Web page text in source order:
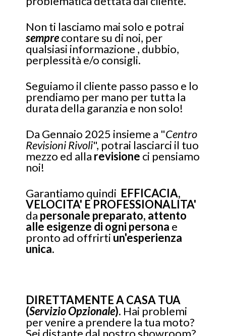
Non ti lasciamo mai solo e potrai
semprecontare su di noi, per
qualsiasi informazione , dubbio,
perplessità e/o consigli.
Seguiamo il cliente passo passo e lo
prendiamo per mano per tutta la
durata della garanzia e non solo!
Da Gennaio 2025 insieme a "Centro
Revisioni Rivoli", potrai lasciarci il tuo
mezzo ed alla revisione ci pensiamo
noi!
Garantiamo quindi EFFICACIA,
VELOCITA' E PROFESSIONALITA'
da personale preparato, attento
alle esigenze di ogni persona e
pronto ad offrirtiun'esperienza
unica.
DIRETTAMENTE A CASA TUA
(Servizio Opzionale). Hai problemi
per venire a prendere la tua moto?